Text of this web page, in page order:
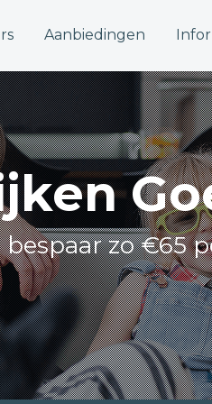
Aanbiedingen
zo €65